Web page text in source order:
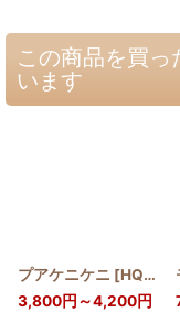
この商品を買っ
います
プアケニケニ [HQT_PUA
3,800円 ～4,200円